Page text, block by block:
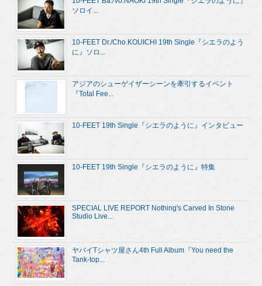
ソロイ...
10-FEET Dr./Cho.KOUICHI 19th Single『シエラのよう
に』ソロ...
アジアのシューゲイザーシーンを牽引するイベント
『Total Fee...
10-FEET 19th Single『シエラのように』インタビュー
10-FEET 19th Single『シエラのように』特集
SPECIAL LIVE REPORT Nothing's Carved In Stone
Studio Live...
ヤバイTシャツ屋さん4th Full Album『You need the
Tank-top...